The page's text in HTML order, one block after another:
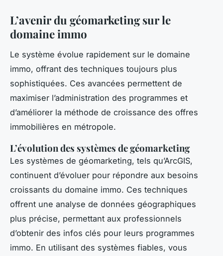
L’avenir du géomarketing sur le
domaine immo
Le système évolue rapidement sur le domaine
immo, offrant des techniques toujours plus
sophistiquées. Ces avancées permettent de
maximiser l’administration des programmes et
d’améliorer la méthode de croissance des offres
immobilières en métropole.
L’évolution des systèmes de géomarketing
Les systèmes de géomarketing, tels qu’ArcGIS,
continuent d’évoluer pour répondre aux besoins
croissants du domaine immo. Ces techniques
offrent une analyse de données géographiques
plus précise, permettant aux professionnels
d’obtenir des infos clés pour leurs programmes
immo. En utilisant des systèmes fiables, vous